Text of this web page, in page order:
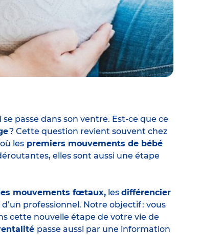
passe dans son ventre. Est-ce que ce
? Cette question revient souvent chez
les premiers mouvements de bébé
elles sont aussi une étape
mouvements fœtaux, les différencier
professionnel. Notre objectif : vous
cette nouvelle étape de votre vie de
passe aussi par une information